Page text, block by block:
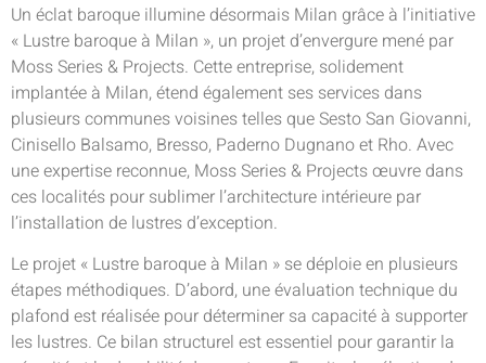
Un éclat baroque illumine désormais Milan grâce à l’initiative
« Lustre baroque à Milan », un projet d’envergure mené par
Moss Series & Projects. Cette entreprise, solidement
implantée à Milan, étend également ses services dans
plusieurs communes voisines telles que Sesto San Giovanni,
Cinisello Balsamo, Bresso, Paderno Dugnano et Rho. Avec
une expertise reconnue, Moss Series & Projects œuvre dans
ces localités pour sublimer l’architecture intérieure par
l’installation de lustres d’exception.
Le projet « Lustre baroque à Milan » se déploie en plusieurs
étapes méthodiques. D’abord, une évaluation technique du
plafond est réalisée pour déterminer sa capacité à supporter
les lustres. Ce bilan structurel est essentiel pour garantir la